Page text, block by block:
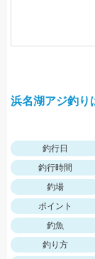
浜名湖アジ釣り
釣行日
釣行時間
釣場
ポイント
釣魚
釣り方